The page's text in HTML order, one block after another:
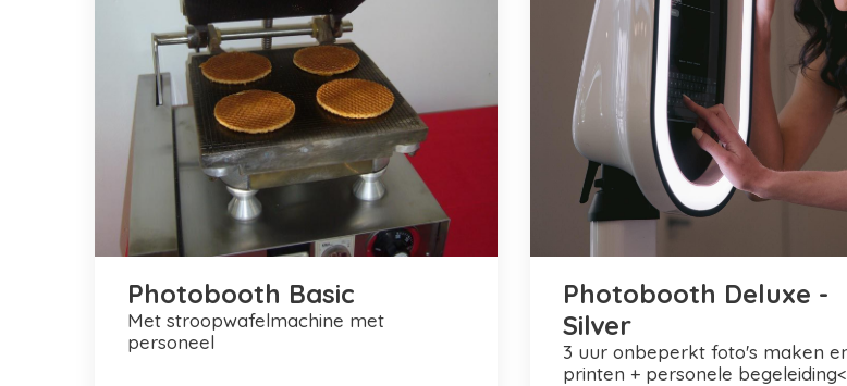
Photobooth Basic
met stroopwafelmachine met
personeel
Photobooth Deluxe -
Silver
3 uur onbeperkt foto's maken en
printen + personele begeleiding<